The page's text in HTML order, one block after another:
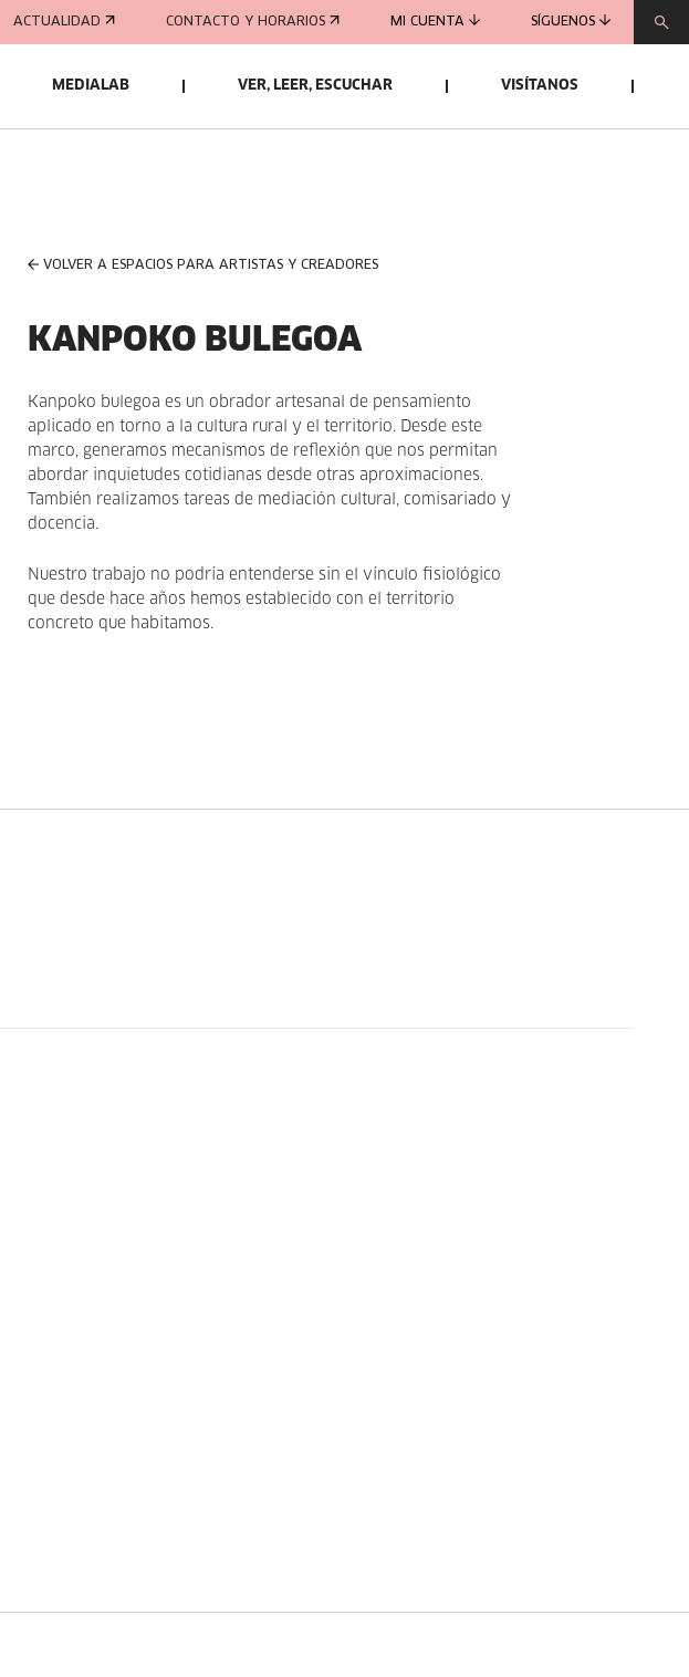
ACTUALIDAD CONTACTO Y HORARIOS MI CUENTA SÍGUENOS
MEDIALAB VER, LEER, ESCUCHAR VISÍTANOS
VOLVER A ESPACIOS PARA ARTISTAS Y CREADORES
KANPOKO BULEGOA
Kanpoko bulegoa es un obrador artesanal de pensamiento
aplicado en torno a la cultura rural y el territorio. Desde este
marco, generamos mecanismos de reflexión que nos permitan
abordar inquietudes cotidianas desde otras aproximaciones.
También realizamos tareas de mediación cultural, comisariado y
docencia.
Nuestro trabajo no podría entenderse sin el vínculo fisiológico
que desde hace años hemos establecido con el territorio
concreto que habitamos.